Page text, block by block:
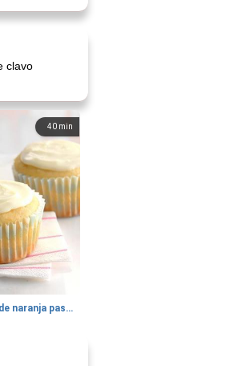
clavo
40 min
Tarta de mantequilla de naranja pasada de moda